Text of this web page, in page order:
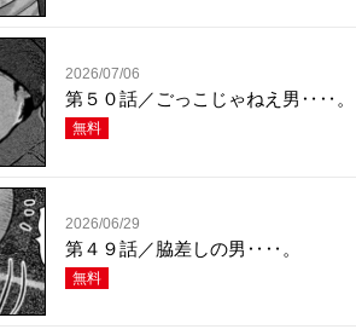
2026/07/06
第５０話／ごっこじゃねえ男‥‥。
無料
2026/06/29
第４９話／脇差しの男‥‥。
無料